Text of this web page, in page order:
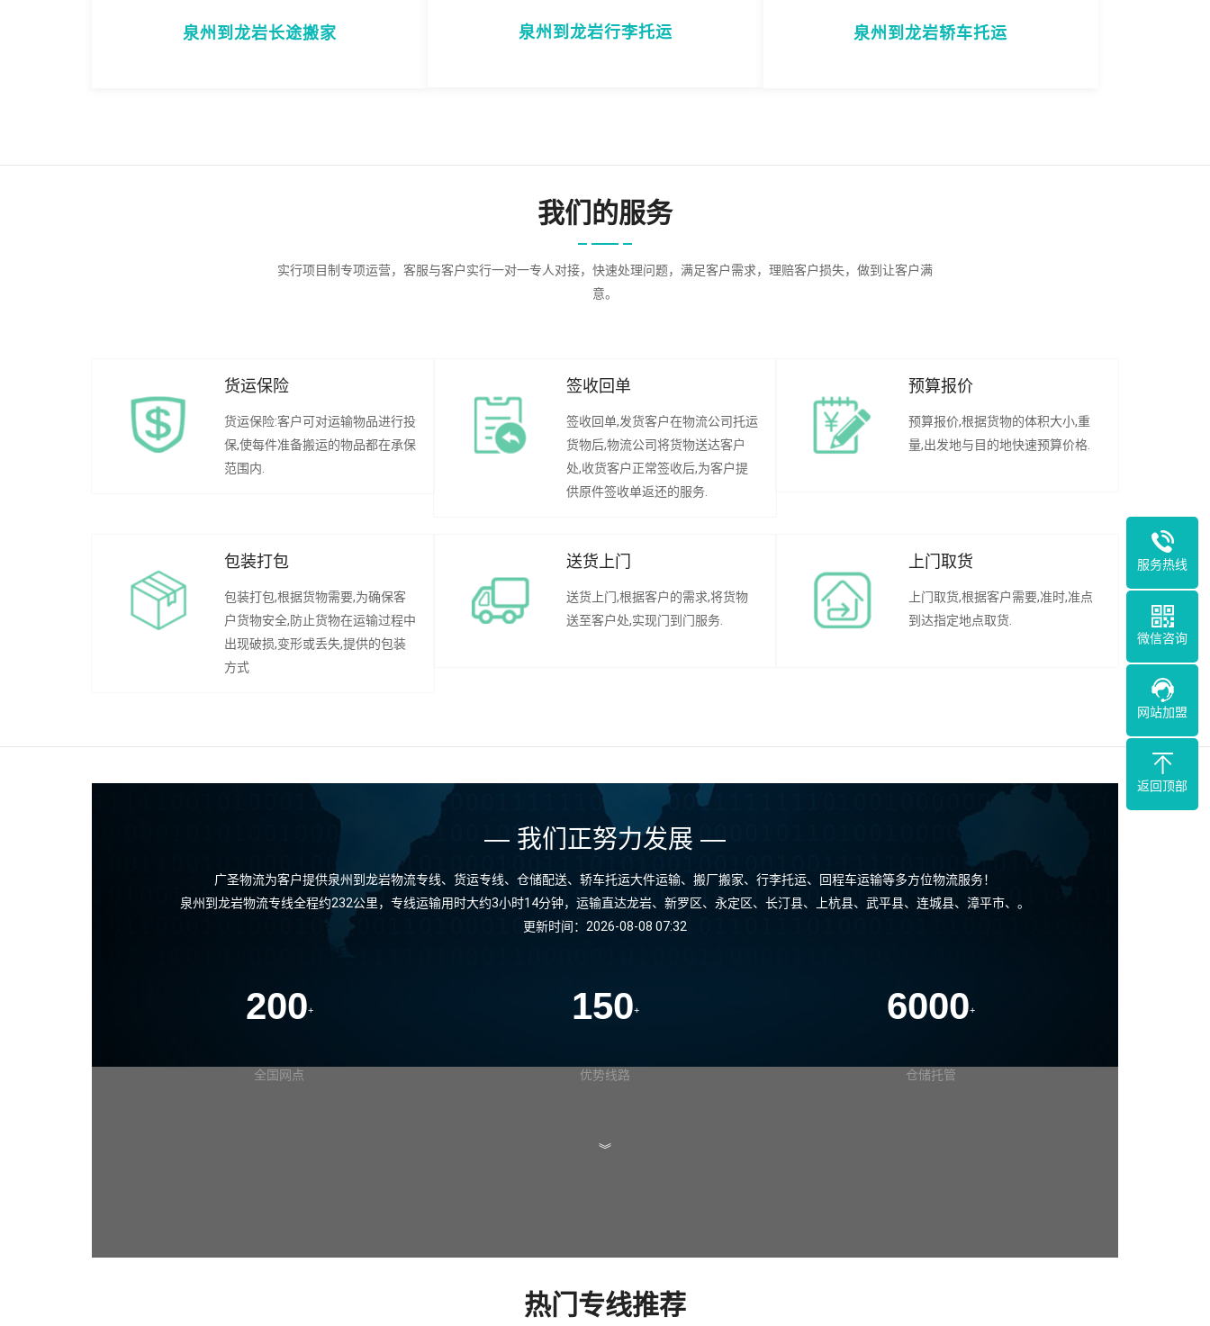
泉州到龙岩长途搬家 泉州到龙岩行李托运 泉州到龙岩轿车托运
我们的服务
实行项目制专项运营，客服与客户实行一对一专人对接，快速处理问题，满足客户需求，理赔客户损失，做到让客户满
意。
货运保险
货运保险:客户可对运输物品进行投
保,使每件准备搬运的物品都在承保
范围内.
签收回单
签收回单,发货客户在物流公司托运
货物后,物流公司将货物送达客户
处,收货客户正常签收后,为客户提
供原件签收单返还的服务.
预算报价
预算报价,根据货物的体积大小,重
量,出发地与目的地快速预算价格.
包装打包
包装打包,根据货物需要,为确保客
户货物安全,防止货物在运输过程中
出现破损,变形或丢失,提供的包装
方式
送货上门
送货上门,根据客户的需求,将货物
送至客户处,实现门到门服务.
上门取货
上门取货,根据客户需要,准时,准点
到达指定地点取货.
— 我们正努力发展 —
广圣物流为客户提供泉州到龙岩物流专线、货运专线、仓储配送、轿车托运大件运输、搬厂搬家、行李托运、回程车运输等多方位物流服务！
泉州到龙岩物流专线全程约232公里，专线运输用时大约3小时14分钟，运输直达龙岩、新罗区、永定区、长汀县、上杭县、武平县、连城县、漳平市、。
更新时间：2026-08-08 07:32
200+
全国网点
150+
优势线路
6000+
仓储托管
︾
热门专线推荐
服务热线
微信咨询
网站加盟
返回顶部